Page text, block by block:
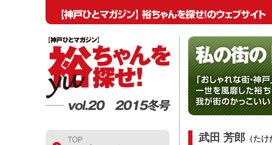
武田 芳郎 （た